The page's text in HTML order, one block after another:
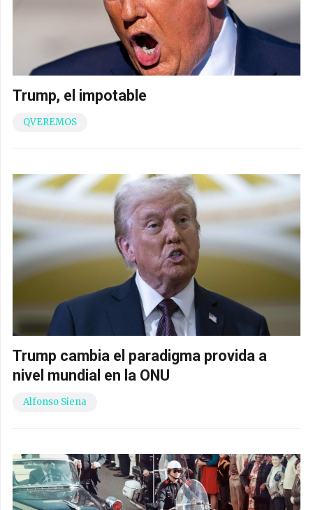
Trump, el impotable
QVEREMOS
Trump cambia el paradigma provida a
nivel mundial en la ONU
Alfonso Siena